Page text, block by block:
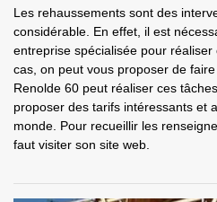
Les rehaussements sont des
considérable. En effet, il est
entreprise spécialisée pour
cas, on peut vous proposer de
Renolde 60 peut réaliser ces
proposer des tarifs intéressants et
monde. Pour recueillir les
faut visiter son site web.